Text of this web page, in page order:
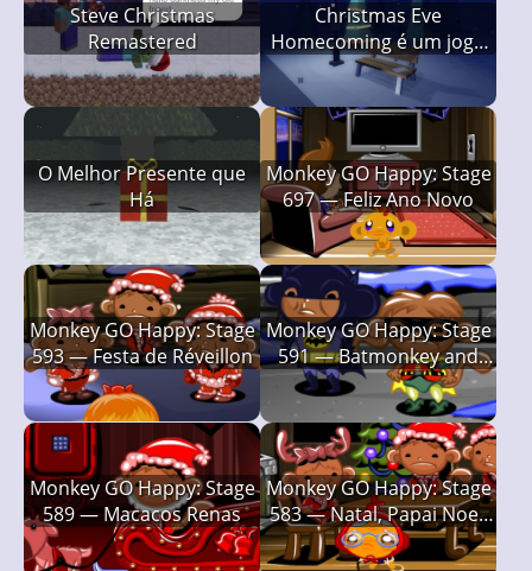
Steve Christmas
Remastered
Christmas Eve
Homecoming é um jogo
curtinho
O Melhor Presente que
Há
Monkey GO Happy: Stage
697 — Feliz Ano Novo
Monkey GO Happy: Stage
593 — Festa de Réveillon
Monkey GO Happy: Stage
591 — Batmonkey and
Robin
Monkey GO Happy: Stage
589 — Macacos Renas
Monkey GO Happy: Stage
583 — Natal, Papai Noel,
Gemada